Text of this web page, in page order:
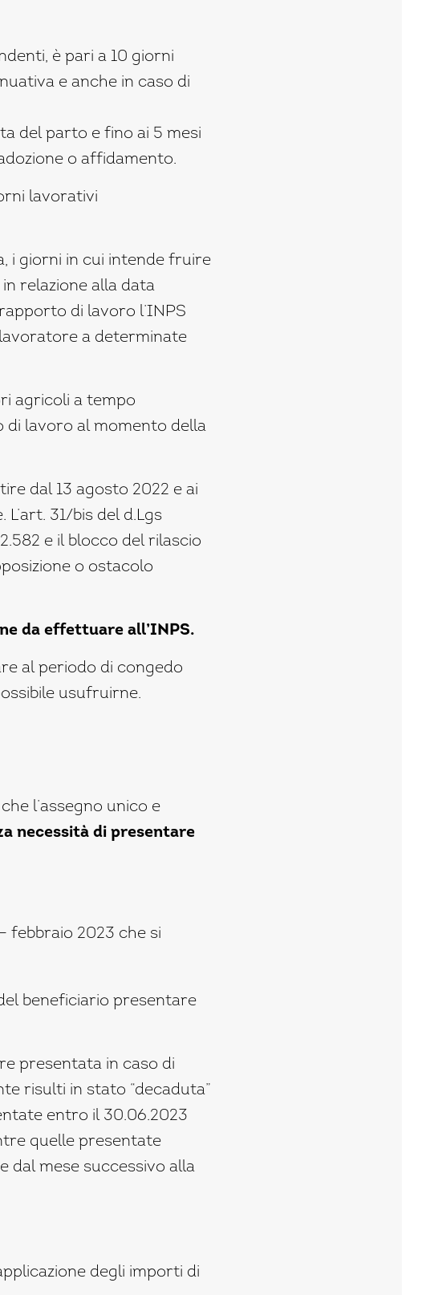
è pari a 10 giorni
e anche in caso di
del parto e fino ai 5 mesi
o affidamento.
lavorativi
i giorni in cui intende fruire
relazione alla data
di lavoro l’INPS
a determinate
agricoli a tempo
di lavoro al momento della
dal 13 agosto 2022 e ai
31/bis del d.Lgs
e il blocco del rilascio
o ostacolo
da effettuare all’INPS.
al periodo di congedo
usufruirne.
l’assegno unico e
necessità di presentare
febbraio 2023 che si
beneficiario presentare
presentata in caso di
risulti in stato “decaduta”
entro il 30.06.2023
quelle presentate
dal mese successivo alla
degli importi di